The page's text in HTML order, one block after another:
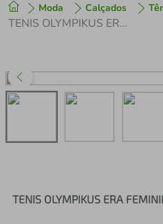
Moda Calçados
TENIS OLYMPIKUS ERA FEMININO
TENIS OLYMPIKUS ERA
1 º tenis
perfume